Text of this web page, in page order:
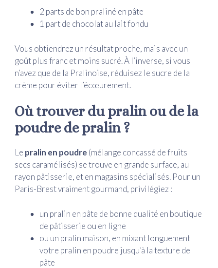
2 parts de bon praliné en pâte
1 part de chocolat au lait fondu
Vous obtiendrez un résultat proche, mais avec un
goût plus franc et moins sucré. À l’inverse, si vous
n’avez que de la Pralinoise, réduisez le sucre de la
crème pour éviter l’écœurement.
Où trouver du pralin ou de la
poudre de pralin ?
Le pralin en poudre (mélange concassé de fruits
secs caramélisés) se trouve en grande surface, au
rayon pâtisserie, et en magasins spécialisés. Pour un
Paris-Brest vraiment gourmand, privilégiez :
un pralin en pâte de bonne qualité en boutique
de pâtisserie ou en ligne
ou un pralin maison, en mixant longuement
votre pralin en poudre jusqu’à la texture de
pâte